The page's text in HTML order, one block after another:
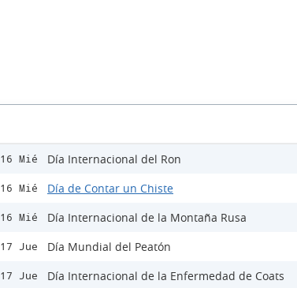
16 Mié Día Internacional del Ron
16 Mié Día de Contar un Chiste
16 Mié Día Internacional de la Montaña Rusa
17 Jue Día Mundial del Peatón
17 Jue Día Internacional de la Enfermedad de Coats